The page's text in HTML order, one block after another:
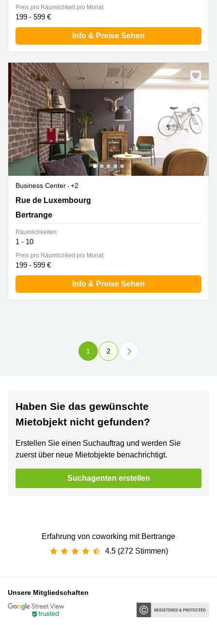
Preis pro Räumlichkeit pro Monat:
199 - 599 €
Info & Preise Sehen
Business Center
+2
177 rue de Luxembourg, Bertrange
Rue de Luxembourg
Bertrange
Räumlichkeiten:
1 - 10
Preis pro Räumlichkeit pro Monat:
199 - 599 €
Info & Preise Sehen
1 2
Haben Sie das gewünschte
Mietobjekt nicht gefunden?
Erstellen Sie einen Suchauftrag und werden Sie
zuerst über neue Mietobjekte benachrichtigt.
Suchagenten erstellen
Erfahrung von coworking mit Bertrange
4.5 (272 Stimmen)
Unsere Mitgliedschaften